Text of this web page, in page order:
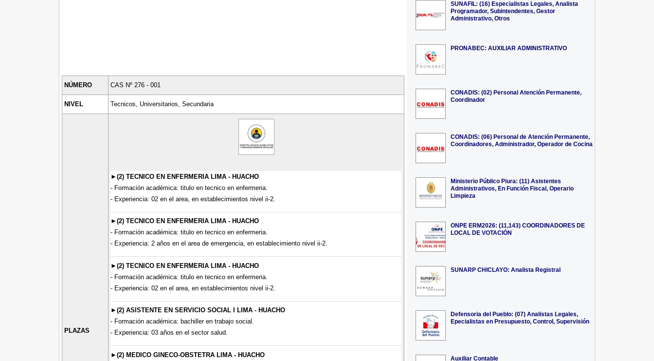
NÚMERO CAS Nº 276 - 001
NIVEL Tecnicos, Universitarios, Secundaria
PLAZAS
►(2) TECNICO EN ENFERMERIA LIMA - HUACHO
- Formación académica: titulo en tecnico en enfermeria.
- Experiencia: 02 en el area, en establecimientos nivel ii-2.
►(2) TECNICO EN ENFERMERIA LIMA - HUACHO
- Formación académica: titulo en tecnico en enfermeria.
- Experiencia: 2 años en el area de emergencia, en establecimiento nivel ii-2.
►(2) TECNICO EN ENFERMERIA LIMA - HUACHO
- Formación académica: titulo en tecnico en enfermeria.
- Experiencia: 02 en el area, en establecimientos nivel ii-2.
►(2) ASISTENTE EN SERVICIO SOCIAL I LIMA - HUACHO
- Formación académica: bachiller en trabajo social.
- Experiencia: 03 años en el sector salud.
►(2) MEDICO GINECO-OBSTETRA LIMA - HUACHO
SUNAFIL: (16) Especialistas Legales, Analista
Programador, Subintendentes, Gestor
Administrativo, Otros
PRONABEC: AUXILIAR ADMINISTRATIVO
CONADIS: (02) Personal Atención Permanente,
Coordinador
CONADIS: (06) Personal de Atención Permanente,
Coordinadores, Administrador, Operador de Cocina
Ministerio Público Piura: (11) Asistentes
Administrativos, En Función Fiscal, Operario
Limpieza
ONPE ERM2026: (11,143) COORDINADORES DE
LOCAL DE VOTACIÓN
SUNARP CHICLAYO: Analista Registral
Defensoria del Pueblo: (07) Analistas Legales,
Epecialistas en Presupuesto, Control, Supervisión
Auxiliar Contable